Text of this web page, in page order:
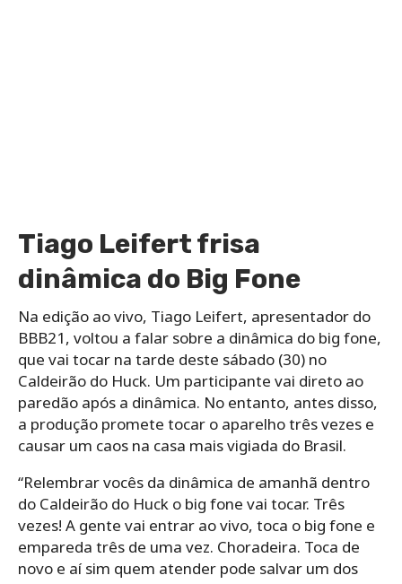
Tiago Leifert frisa
dinâmica do Big Fone
Na edição ao vivo, Tiago Leifert, apresentador do
BBB21, voltou a falar sobre a dinâmica do big fone,
que vai tocar na tarde deste sábado (30) no
Caldeirão do Huck. Um participante vai direto ao
paredão após a dinâmica. No entanto, antes disso,
a produção promete tocar o aparelho três vezes e
causar um caos na casa mais vigiada do Brasil.
“Relembrar vocês da dinâmica de amanhã dentro
do Caldeirão do Huck o big fone vai tocar. Três
vezes! A gente vai entrar ao vivo, toca o big fone e
empareda três de uma vez. Choradeira. Toca de
novo e aí sim quem atender pode salvar um dos